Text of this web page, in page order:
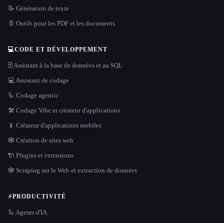
📝 Génération de texte
📄 Outils pour les PDF et les documents
💻CODE ET DÉVELOPPEMENT
🗄️ Assistant à la base de données et au SQL
💻 Assistant de codage
🦾 Codage agentic
🛠️ Codage Vibe et créateur d'applications
📱 Créateur d'applications mobiles
🕸 Création de sites web
🔌 Plugins et extensions
🕸️ Scraping sur le Web et extraction de données
⚡PRODUCTIVITÉ
🦾 Agents d'IA